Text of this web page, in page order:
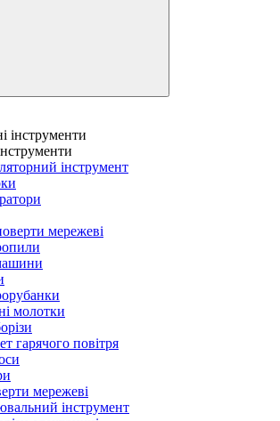
інструмент
мережеві
молотки
гарячого повітря
мережеві
інструмент